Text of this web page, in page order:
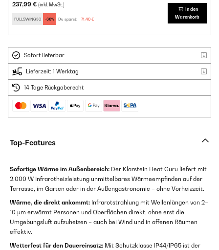
237,99 € (inkl. MwSt.)
FULLSWING30 -30% Du sparst: 71,40 €
In den
Warenkorb
Sofort lieferbar
Lieferzeit: 1 Werktag
14 Tage Rückgaberecht
Top-Features
Sofortige Wärme im Außenbereich: Der Klarstein Heat Guru liefert mit
2.000 W Infrarotheizleistung unmittelbares Wärmeempfinden auf der
Terrasse, im Garten oder in der Außengastronomie – ohne Vorheizzeit.
Wärme, die direkt ankommt: Infrarotstrahlung mit Wellenlängen von 2–
10 μm erwärmt Personen und Oberflächen direkt, ohne erst die
Umgebungsluft aufzuheizen – auch bei Wind und in offenen Räumen
effektiv.
Wetterfest für den Dauereinsatz: Mit Schutzklasse IP44/IP65 ist der